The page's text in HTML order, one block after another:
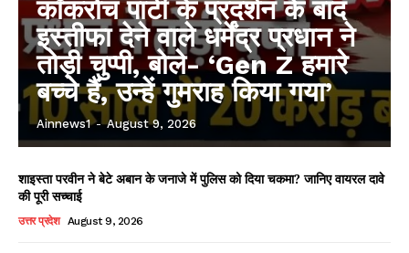
कॉकरोच पार्टी के प्रदर्शन के बाद
इस्तीफा देने वाले धर्मेंद्र प्रधान ने
तोड़ी चुप्पी, बोले- ‘Gen Z हमारे
बच्चे हैं, उन्हें गुमराह किया गया’
Ainnews1 - August 9, 2026
शाइस्ता परवीन ने बेटे अबान के जनाजे में पुलिस को दिया चकमा? जानिए वायरल दावे
की पूरी सच्चाई
उत्तर प्रदेश August 9, 2026